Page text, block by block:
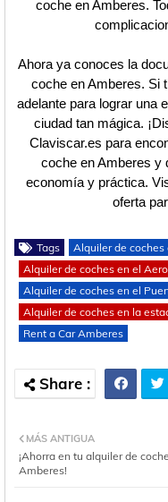
coche en Amberes.
Ahora ya conoces la
coche en Amberes. Si
adelante para lograr una
ciudad tan mágica.
Claviscar.es para
coche en Amberes y
economía y práctica.
oferta
Tags
Alquiler de coches
Alquiler de coches en el
Alquiler de coches en el
Alquiler de coches en la
Rent a Car Amberes
MÁS ANTIGUA
¡Ahorra en tu alquiler de
Amberes!